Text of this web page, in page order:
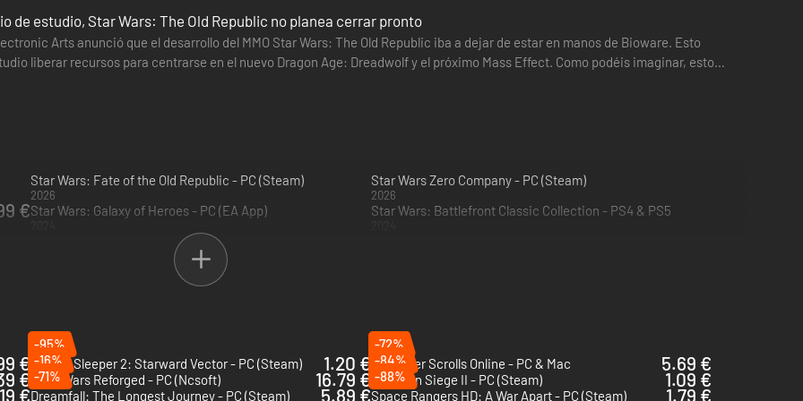
más. Puedes encontrar información sobre los beneficios del suscriptor en nuestra página de suscriptores.
de estudio, Star Wars: The Old Republic no planea cerrar pronto
Arts anunció que el desarrollo del MMO Star Wars: The Old Republic iba a dejar de estar en manos de Bioware. Esto
liberar recursos para centrarse en el nuevo Dragon Age: Dreadwolf y el próximo Mass Effect. Como podéis imaginar, esto
Star Wars: Fate of the Old Republic - PC (Steam)
2026
Star Wars Zero Company - PC (Steam)
2026
€Star Wars: Galaxy of Heroes - PC (EA App) Star Wars: Battlefront Classic Collection - PS4 & PS5
€
-95%
Citizen Sleeper 2: Starward Vector - PC (Steam)
1.20 €
-72%
The Elder Scrolls Online - PC & Mac
5.69 €
€
-16%
Guild Wars Reforged - PC (Ncsoft)
16.79 €
-84%
Dungeon Siege II - PC (Steam)
1.09 €
€
-71%
Dreamfall: The Longest Journey - PC (Steam)
5.89 €
-88%
Space Rangers HD: A War Apart - PC (Steam)
1.79 €